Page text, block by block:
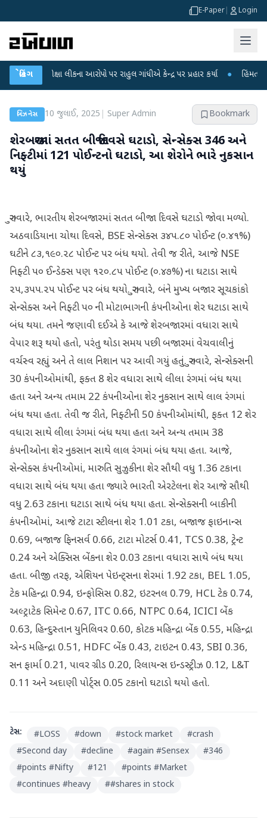
E-Paper Login
બ્રેકિંગ
પરીક્ષા લીકના આરોપો પર રાહુલ ગાંધીએ કેન્દ્ર પર પ્રહાર કર્યા ● હિંમતનગરમાં
બિઝનેસ 10 જુલાઈ, 2025 Super Admin Bookmark
શેરબજારમાં સતત બીજા દિવસે ઘટાડો, સેન્સેક્સ 346 અને
નિફ્ટીમાં 121 પોઈન્ટનો ઘટાડો, આ શેરોને ભારે નુકસાન
થયું
ગુરુવારે, ભારતીય શેરબજારમાં સતત બીજા દિવસે ઘટાડો જોવા મળ્યો.
અઠવાડિયાના ચોથા દિવસે, BSE સેન્સેક્સ ૩૪૫.૮૦ પોઈન્ટ (૦.૪૧%)
ઘટીને ૮૩,૧૯૦.૨૮ પોઈન્ટ પર બંધ થયો. તેવી જ રીતે, આજે NSE
નિફ્ટી ૫૦ ઈન્ડેક્સ પણ ૧૨૦.૮૫ પોઈન્ટ (૦.૪૭%) ના ઘટાડા સાથે
૨૫,૩૫૫.૨૫ પોઈન્ટ પર બંધ થયો. ગુરુવારે, બંને મુખ્ય બજાર સૂચકાંકો
સેન્સેક્સ અને નિફ્ટી ૫૦ ની મોટાભાગની કંપનીઓના શેર ઘટાડા સાથે
બંધ થયા. તમને જણાવી દઈએ કે આજે શેરબજારમાં વધારા સાથે
વેપાર શરૂ થયો હતો, પરંતુ થોડા સમય પછી બજારમાં વેચવાલીનું
વર્ચસ્વ રહ્યું અને તે લાલ નિશાન પર આવી ગયું હતું. ગુરુવારે, સેન્સેક્સની
30 કંપનીઓમાંથી, ફક્ત 8 શેર વધારા સાથે લીલા રંગમાં બંધ થયા
હતા અને અન્ય તમામ 22 કંપનીઓના શેર નુકસાન સાથે લાલ રંગમાં
બંધ થયા હતા. તેવી જ રીતે, નિફ્ટીની 50 કંપનીઓમાંથી, ફક્ત 12 શેર
વધારા સાથે લીલા રંગમાં બંધ થયા હતા અને અન્ય તમામ 38
કંપનીઓના શેર નુકસાન સાથે લાલ રંગમાં બંધ થયા હતા. આજે,
સેન્સેક્સ કંપનીઓમાં, મારુતિ સુઝુકીના શેર સૌથી વધુ 1.36 ટકાના
વધારા સાથે બંધ થયા હતા જ્યારે ભારતી એરટેલના શેર આજે સૌથી
વધુ 2.63 ટકાના ઘટાડા સાથે બંધ થયા હતા. સેન્સેક્સની બાકીની
કંપનીઓમાં, આજે ટાટા સ્ટીલના શેર 1.01 ટકા, બજાજ ફાઇનાન્સ
0.69, બજાજ ફિનસર્વ 0.66, ટાટા મોટર્સ 0.41, TCS 0.38, ટ્રેન્ટ
0.24 અને એક્સિસ બેંકના શેર 0.03 ટકાના વધારા સાથે બંધ થયા
હતા. બીજી તરફ, એશિયન પેઇન્ટ્સના શેરમાં 1.92 ટકા, BEL 1.05,
ટેક મહિન્દ્રા 0.94, ઇન્ફોસિસ 0.82, ઇટરનલ 0.79, HCL ટેક 0.74,
અલ્ટ્રાટેક સિમેન્ટ 0.67, ITC 0.66, NTPC 0.64, ICICI બેંક
0.63, હિન્દુસ્તાન યુનિલિવર 0.60, કોટક મહિન્દ્રા બેંક 0.55, મહિન્દ્રા
એન્ડ મહિન્દ્રા 0.51, HDFC બેંક 0.43, ટાઇટન 0.43, SBI 0.36,
સન ફાર્મા 0.21, પાવર ગ્રીડ 0.20, રિલાયન્સ ઇન્ડસ્ટ્રીઝ 0.12, L&T
0.11 અને અદાણી પોર્ટ્સ 0.05 ટકાનો ઘટાડો થયો હતો.
ટેગ્સ: #LOSS #down #stock market #crash
#Second day #decline #again #Sensex #346
#points #Nifty #121 #points #Market
#continues #heavy ##shares in stock